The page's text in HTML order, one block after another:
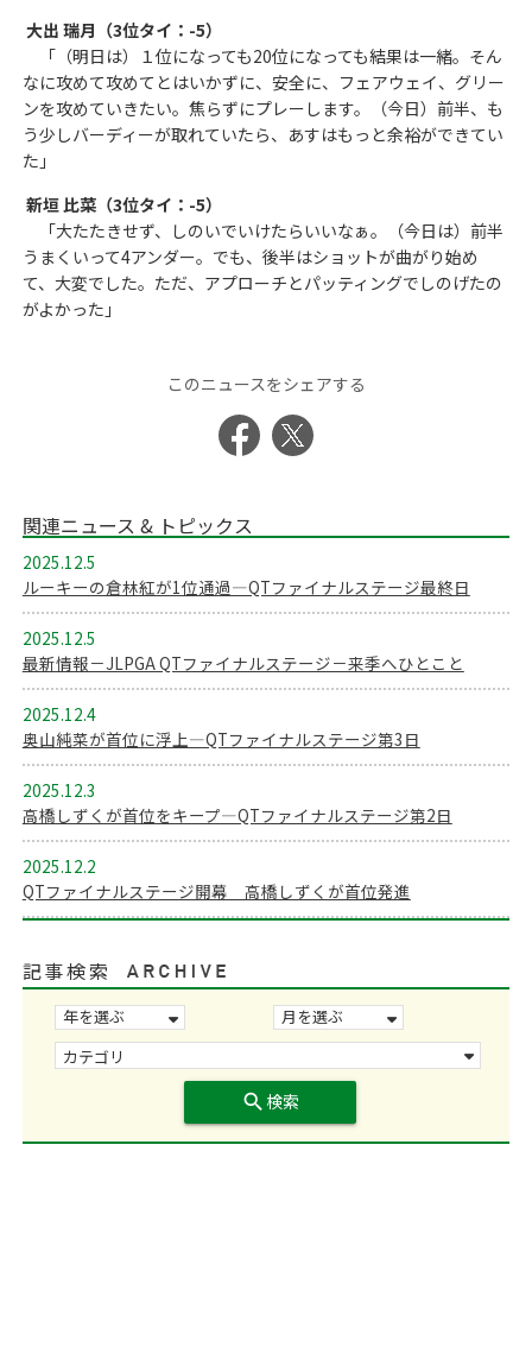
大出 瑞月（3位タイ：-5）
「（明日は）１位になっても20位になっても結果は一緒。そん
なに攻めて攻めてとはいかずに、安全に、フェアウェイ、グリー
ンを攻めていきたい。焦らずにプレーします。（今日）前半、も
う少しバーディーが取れていたら、あすはもっと余裕ができてい
た」
新垣 比菜（3位タイ：-5）
「大たたきせず、しのいでいけたらいいなぁ。（今日は）前半
うまくいって4アンダー。でも、後半はショットが曲がり始め
て、大変でした。ただ、アプローチとパッティングでしのげたの
がよかった」
このニュースをシェアする
関連ニュース & トピックス
2025.12.5
ルーキーの倉林紅が1位通過―QTファイナルステージ最終日
2025.12.5
最新情報－JLPGA QTファイナルステージ－来季へひとこと
2025.12.4
奥山純菜が首位に浮上―QTファイナルステージ第3日
2025.12.3
高橋しずくが首位をキープ―QTファイナルステージ第2日
2025.12.2
QTファイナルステージ開幕 高橋しずくが首位発進
記事検索
search検索